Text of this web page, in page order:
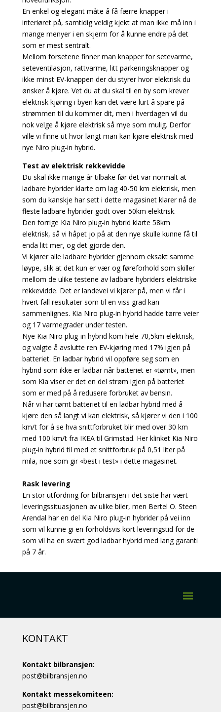
En enkel og elegant måte å få færre knapper i
interiøret på, samtidig veldig kjekt at man ikke må inn i
mange menyer i en skjerm for å kunne endre på det
som er mest sentralt.
Mellom forsetene finner man knapper for setevarme,
seteventilasjon, rattvarme, litt parkeringsknapper og
ikke minst EV-knappen der du styrer hvor elektrisk du
ønsker å kjøre. Vet du at du skal til en by som krever
elektrisk kjøring i byen kan det være lurt å spare på
strømmen til du kommer dit, men i hverdagen vil du
nok velge å kjøre elektrisk så mye som mulig. Derfor
ville vi finne ut hvor langt man kan kjøre elektrisk med
nye Niro plug-in hybrid.
Test av elektrisk rekkevidde
Du skal ikke mange år tilbake før det var normalt at
ladbare hybrider klarte om lag 40-50 km elektrisk, men
som du kanskje har sett i dette magasinet klarer nå de
fleste ladbare hybrider godt over 50km elektrisk.
Den forrige Kia Niro plug-in hybrid klarte 58km
elektrisk, så vi håpet jo på at den nye skulle kunne få til
enda litt mer, og det gjorde den.
Vi kjører alle ladbare hybrider gjennom eksakt samme
løype, slik at det kun er vær og føreforhold som skiller
mellom de ulike testene av ladbare hybriders elektriske
rekkevidde. Det er landevei vi kjører på, men vi får i
hvert fall resultater som til en viss grad kan
sammenlignes. Kia Niro plug-in hybrid hadde tørre veier
og 17 varmegrader under testen.
Nye Kia Niro plug-in hybrid kom hele 70,5km elektrisk,
og valgte å avslutte ren EV-kjøring med 17% igjen på
batteriet. En ladbar hybrid vil oppføre seg som en
hybrid som ikke er ladbar når batteriet er «tømt», men
som Kia viser er det en del strøm igjen på batteriet
som er med på å redusere forbruket av bensin.
Når vi har tømt batteriet til en ladbar hybrid med å
kjøre den så langt vi kan elektrisk, så kjører vi den i 100
km/t for å se hva snittforbruket blir med over 30 km
med 100 km/t fra IKEA til Grimstad. Her klinket Kia Niro
plug-in hybrid til med et snittforbruk på 0,51 liter på
mila, noe som gir «best i test» i dette magasinet.
Rask levering
En stor utfordring for bilbransjen i det siste har vært
leveringssituasjonen av ulike biler, men Bertel O. Steen
Arendal har en del Kia Niro plug-in hybrider på vei inn
som vil kunne gi en forholdsvis kort leveringstid for de
som vil ha en svært god ladbar hybrid med lang garanti
på 7 år.
KONTAKT
Kontakt bilbransjen:
post@bilbransjen.no
Kontakt messekomiteen:
post@bilbransjen.no